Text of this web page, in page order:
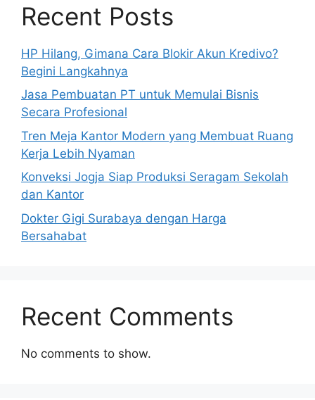
Recent Posts
HP Hilang, Gimana Cara Blokir Akun Kredivo?
Begini Langkahnya
Jasa Pembuatan PT untuk Memulai Bisnis
Secara Profesional
Tren Meja Kantor Modern yang Membuat Ruang
Kerja Lebih Nyaman
Konveksi Jogja Siap Produksi Seragam Sekolah
dan Kantor
Dokter Gigi Surabaya dengan Harga
Bersahabat
Recent Comments
No comments to show.